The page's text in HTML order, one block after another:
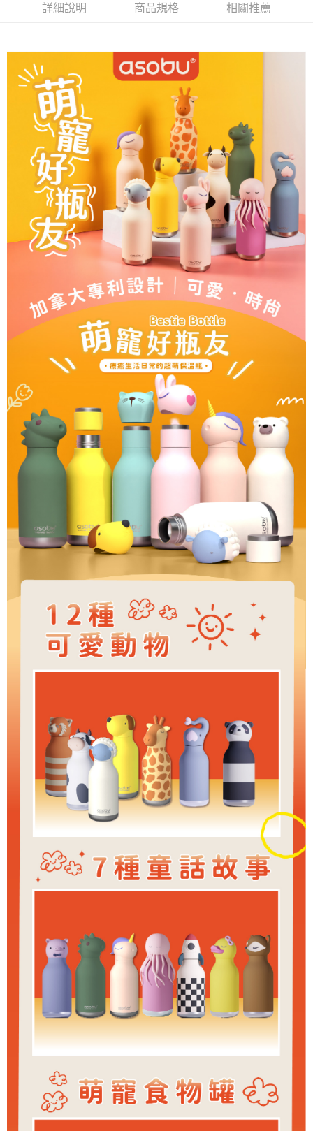
台灣樂天信用卡公司
便利好安心！
【「AFTEE先享後付」結帳流程】
１．於結帳方式選擇「AFTEE先享後付」後，將跳轉至「AFTEE先享後付」
結帳頁面，進行簡訊認證並確認金額後，即可完成結帳。
２．訂單成立數日內，您將收到繳費通知簡訊。
３．收到繳費通知簡訊後14天內，點擊此簡訊中的連結，可透過四大超商／
ATM／網路銀行／等多元方式進行付款，方視為交易完成。
※ 請注意：結帳手續完成當下不需立刻繳費，但若您需要取消訂單，請聯絡
購買商品的店家。未經商家同意取消之訂單仍視為有效，需透過AFTEE先享
後付繳納相關費用。
※ 交易是否成功請以「AFTEE先享後付 」之結帳頁面顯示為準，若有關於
是否繳費成功／繳費後需取消欲退款等相關疑問，請聯繫「AFTEE先享後付
客戶支援中心」https://netprotections.freshdesk.com/support/home
【注意事項】
１．透過由恩沛科技股份有限公司提供之「AFTEE先享後付」服務完成之交
易，需依本服務之必要範圍內提供個人資料，並將交易相關給付款項請求債
權轉讓予恩沛科技股份有限公司。
２．關於個人資料處理事宜，請瀏覽以下網址：
https://aftee.tw/terms/#terms3
３．未成年的使用者請事先徵得法定代理人或監護人之同意方可使用
「AFTEE先享後付」，若未經同意申辦者引起之損失，本公司不負相關責
任。
４．使用「AFTEE先享後付」時，將依據個別帳號之用戶狀況，依本公司即
時審查核予不同之上限額度；若仍有額度不足之情形，本公司將視審查結果
請求用戶進行身份認證。
５．嚴禁一人註冊多個帳號或使用他人資訊註冊。若發現惡意使用之情形，
恩沛科技股份有限公司將有權停止該用戶之使用額度並採取法律行動。
每筆NT$130，滿NT$3,000(含以上)免運費
離島配送
每筆NT$250
詳細說明 商品規格 相關推薦